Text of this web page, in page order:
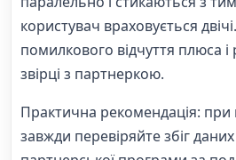
користувач враховується
помилкового відчуття плюса і
звірці з партнеркою.
Практична рекомендація: при
завжди перевіряйте збіг даних